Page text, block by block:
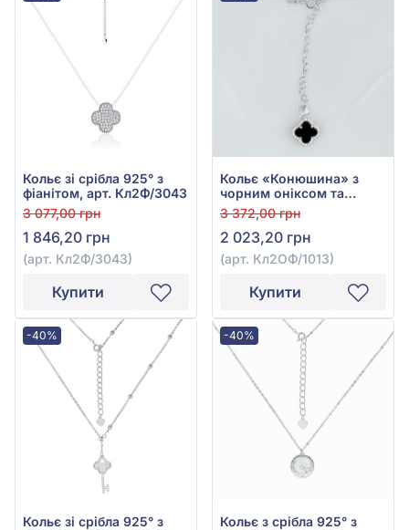
Кольє зі срібла 925° з
фіанітом, арт. Кл2Ф/3043
3 077,00 грн
1 846,20 грн
(арт. Кл2Ф/3043)
Купити
Кольє «Конюшина» з
чорним онiксом та
фіанітом зі срібла 925°,
арт. Кл2ОФ/1013
3 372,00 грн
2 023,20 грн
(арт. Кл2ОФ/1013)
Купити
-40%
Кольє зі срібла 925° з
-40%
Кольє з срібла 925° з